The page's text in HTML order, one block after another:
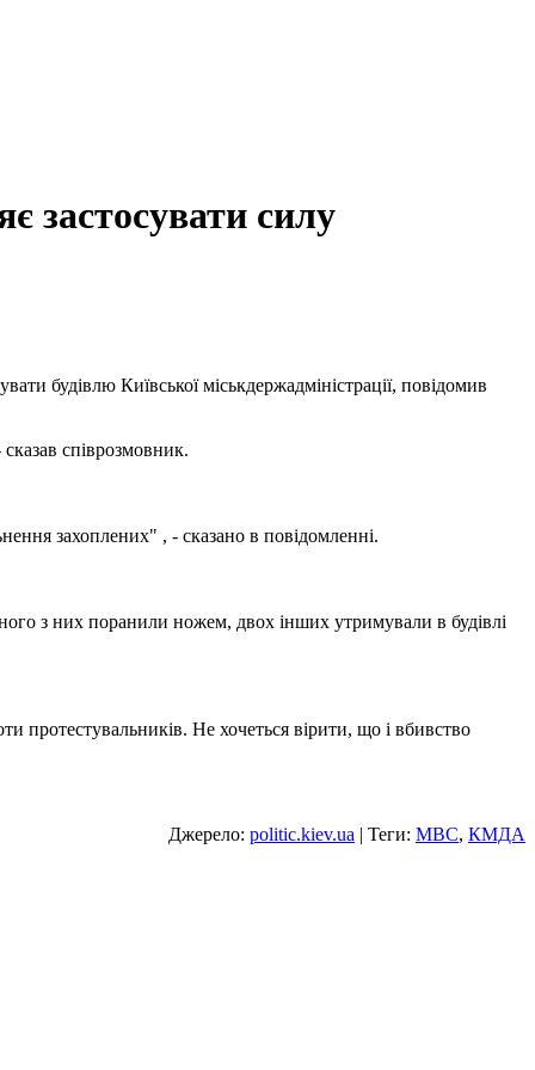
застосувати силу
будівлю Київської міськдержадміністрації, повідомив
співрозмовник.
захоплених" , - сказано в повідомленні.
з них поранили ножем, двох інших утримували в будівлі
протестувальників. Не хочеться вірити, що і вбивство
Джерело: politic.kiev.ua | Теги: МВС, КМДА